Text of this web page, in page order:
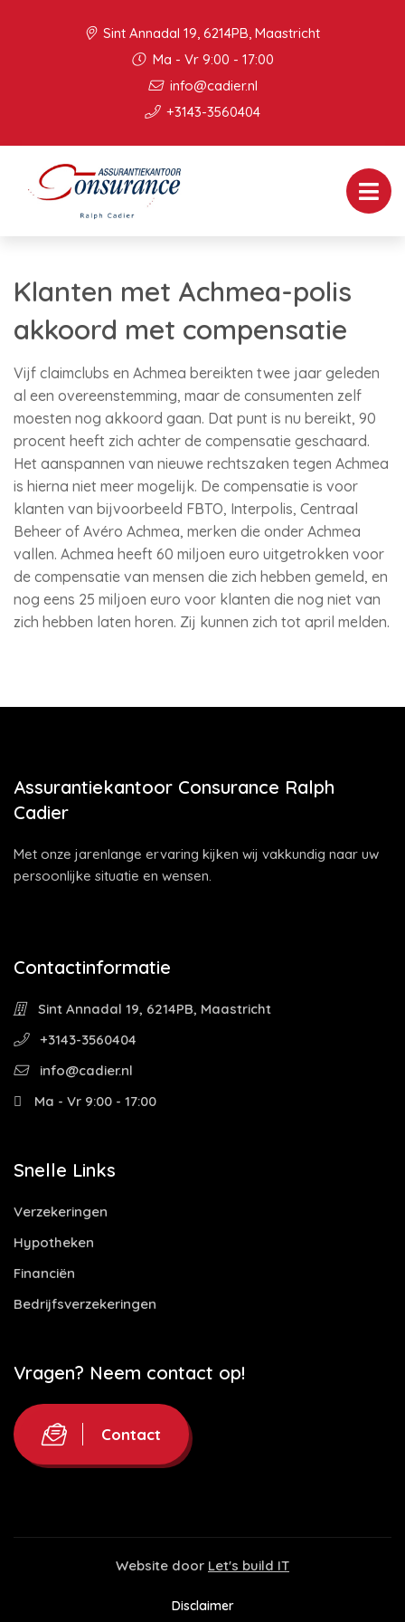
Sint Annadal 19, 6214PB, Maastricht
Ma - Vr 9:00 - 17:00
info@cadier.nl
+3143-3560404
Klanten met Achmea-polis
akkoord met compensatie
Vijf claimclubs en Achmea bereikten twee jaar geleden
al een overeenstemming, maar de consumenten zelf
moesten nog akkoord gaan. Dat punt is nu bereikt, 90
procent heeft zich achter de compensatie geschaard.
Het aanspannen van nieuwe rechtszaken tegen Achmea
is hierna niet meer mogelijk. De compensatie is voor
klanten van bijvoorbeeld FBTO, Interpolis, Centraal
Beheer of Avéro Achmea, merken die onder Achmea
vallen. Achmea heeft 60 miljoen euro uitgetrokken voor
de compensatie van mensen die zich hebben gemeld, en
nog eens 25 miljoen euro voor klanten die nog niet van
zich hebben laten horen. Zij kunnen zich tot april melden.
Assurantiekantoor Consurance Ralph
Cadier
Met onze jarenlange ervaring kijken wij vakkundig naar uw
persoonlijke situatie en wensen.
Contactinformatie
Sint Annadal 19, 6214PB, Maastricht
+3143-3560404
info@cadier.nl
Ma - Vr 9:00 - 17:00
Snelle Links
Verzekeringen
Hypotheken
Financiën
Bedrijfsverzekeringen
Vragen? Neem contact op!
Contact
Website door Let's build IT
Disclaimer